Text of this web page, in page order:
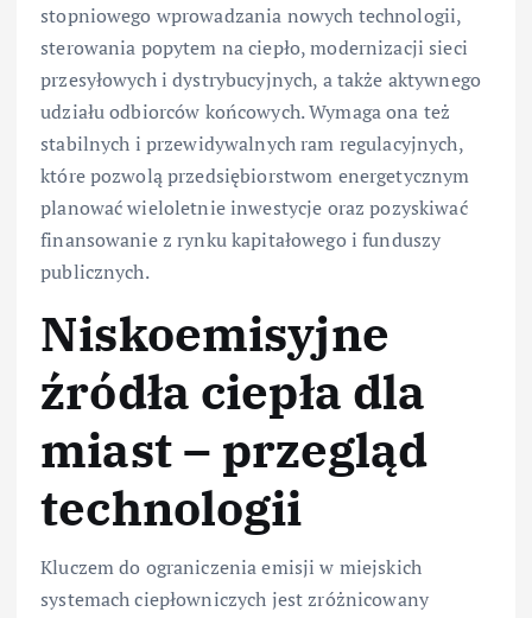
stopniowego wprowadzania nowych technologii,
sterowania popytem na ciepło, modernizacji sieci
przesyłowych i dystrybucyjnych, a także aktywnego
udziału odbiorców końcowych. Wymaga ona też
stabilnych i przewidywalnych ram regulacyjnych,
które pozwolą przedsiębiorstwom energetycznym
planować wieloletnie inwestycje oraz pozyskiwać
finansowanie z rynku kapitałowego i funduszy
publicznych.
Niskoemisyjne
źródła ciepła dla
miast – przegląd
technologii
Kluczem do ograniczenia emisji w miejskich
systemach ciepłowniczych jest zróżnicowany